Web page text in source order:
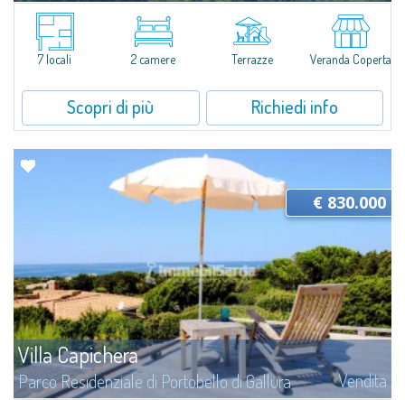
​Splendida villa in vendita a pochi passi dal mare, meravigliosamente
inserita nel prestigioso Parco Residenziale Privato di Portobello di Gallura,
contesto residenziale esclusivo e riservato immerso nel rigoglioso...
7 locali
2 camere Terrazze Veranda Coperta
Scopri di più Richiedi info
Villa Capichera
Parco Residenziale di Portobello di Gallura Vendita
€ 830.000